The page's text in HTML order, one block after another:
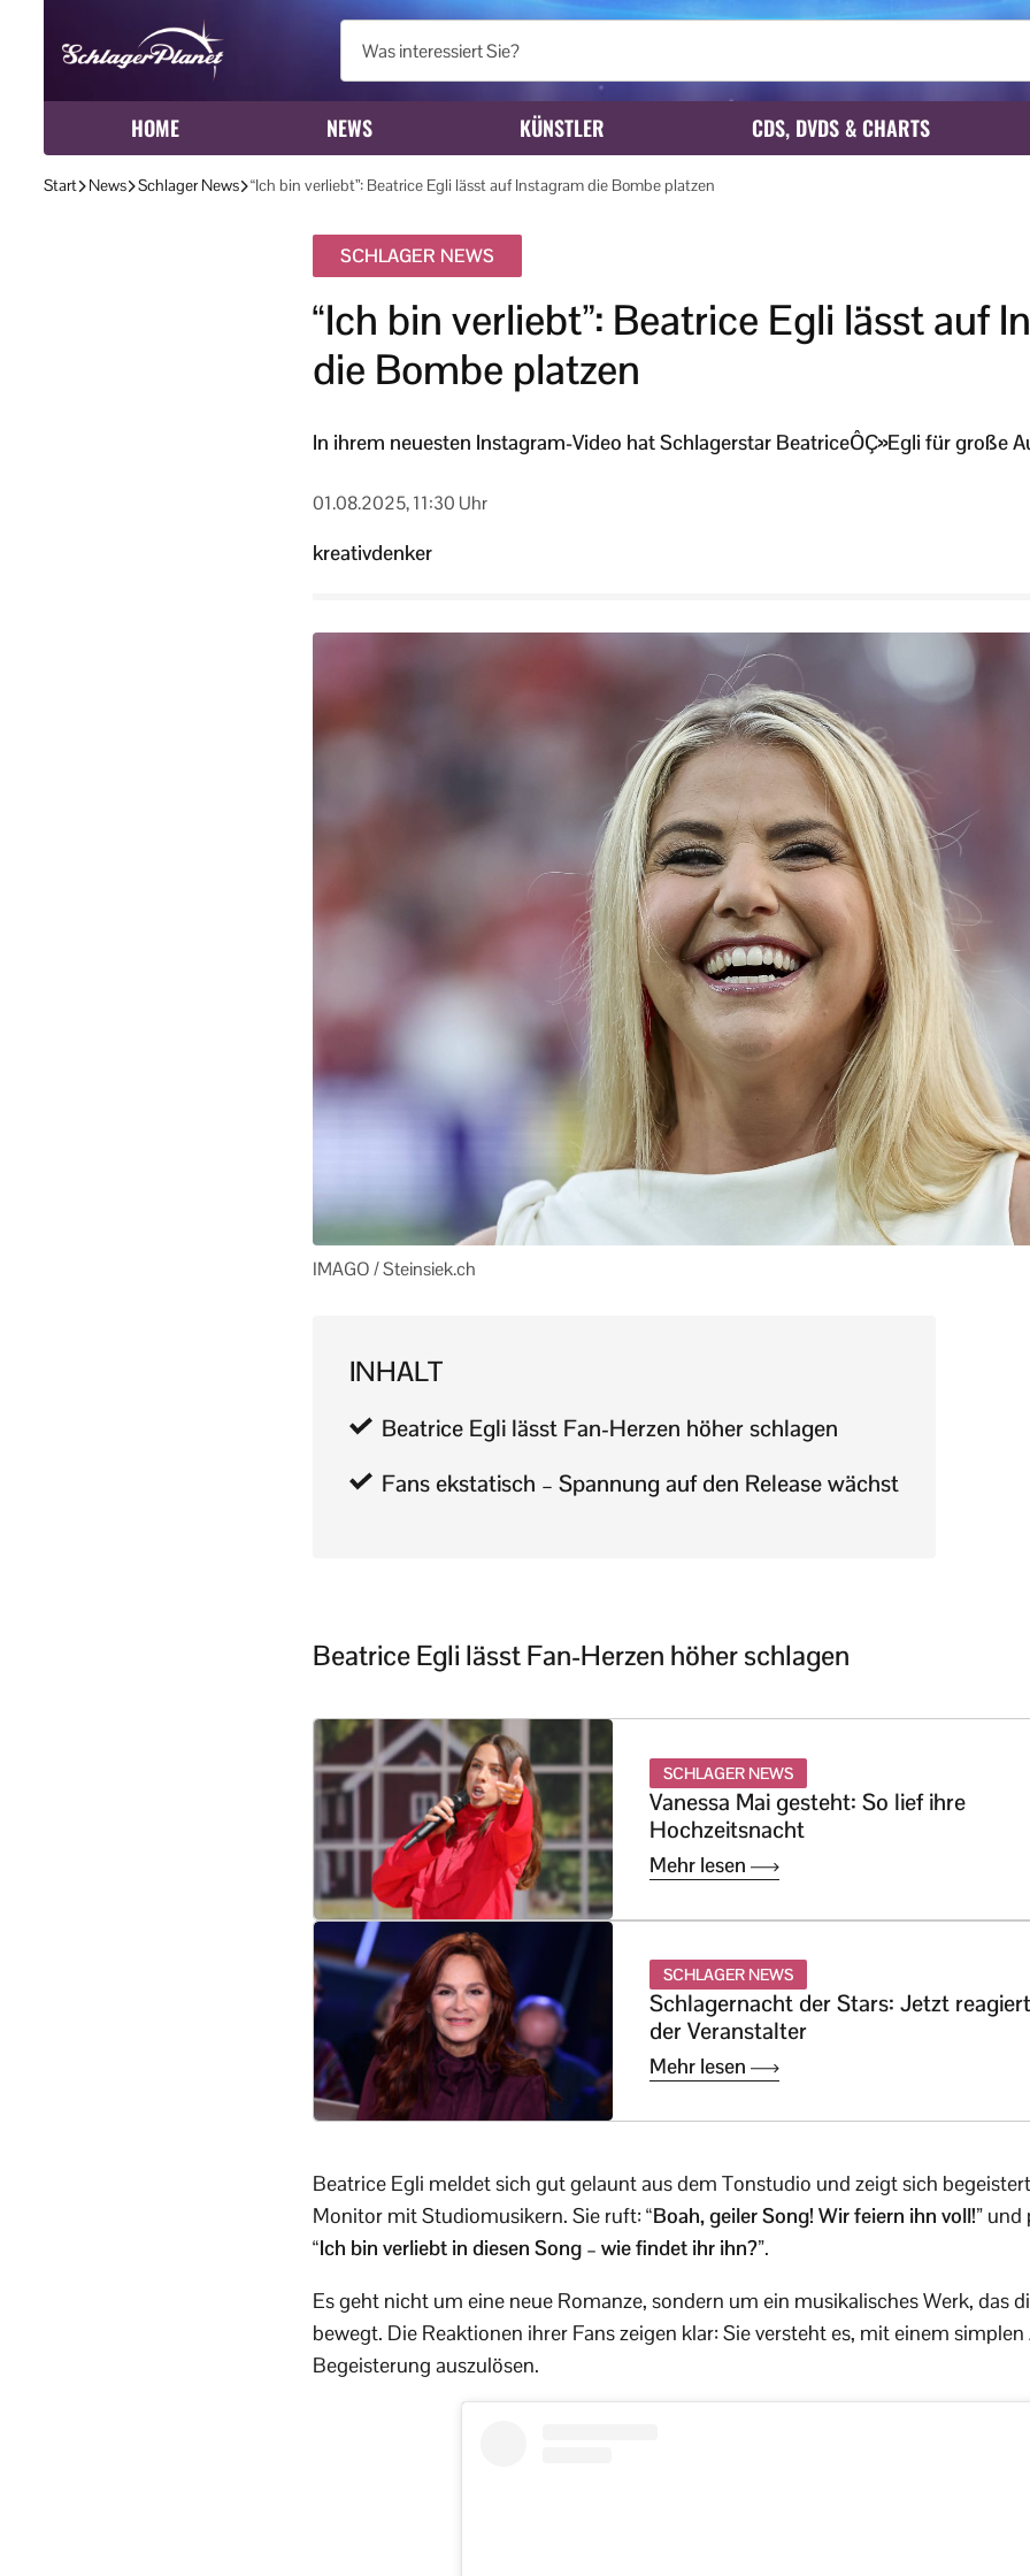
HOME NEWS KÜNSTLER CDS, DVDS & CHARTS
Start News Schlager News “Ich bin verliebt”: Beatrice Egli lässt auf Instagram die Bombe platzen
SCHLAGER NEWS
“Ich bin verliebt”: Beatrice Egli lässt auf
die Bombe platzen
In ihrem neuesten Instagram-Video hat Schlagerstar BeatriceÔÇ»Egli für große
01.08.2025, 11:30 Uhr
kreativdenker
IMAGO / Steinsiek.ch
INHALT
Beatrice Egli lässt Fan-Herzen höher schlagen
Fans ekstatisch – Spannung auf den Release wächst
Beatrice Egli lässt Fan-Herzen höher schlagen
SCHLAGER NEWS
Vanessa Mai gesteht: So lief ihre
Hochzeitsnacht
Mehr lesen
SCHLAGER NEWS
Schlagernacht der Stars: Jetzt reagiert
der Veranstalter
Mehr lesen
Beatrice Egli meldet sich gut gelaunt aus dem Tonstudio und zeigt sich
Monitor mit Studiomusikern. Sie ruft: “Boah, geiler Song! Wir feiern ihn voll!” und
“Ich bin verliebt in diesen Song – wie findet ihr ihn?”.
Es geht nicht um eine neue Romanze, sondern um ein musikalisches Werk, das
bewegt. Die Reaktionen ihrer Fans zeigen klar: Sie versteht es, mit einem
Begeisterung auszulösen.